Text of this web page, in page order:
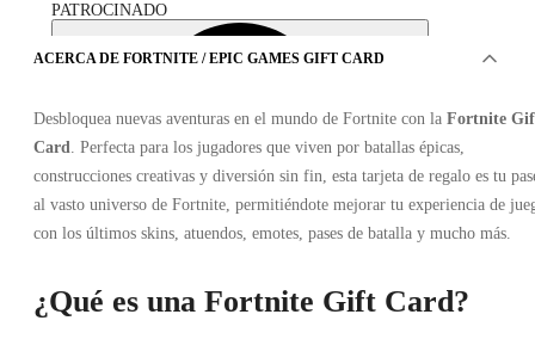
PATROCINADO
ACERCA DE FORTNITE / EPIC GAMES GIFT CARD
Desbloquea nuevas aventuras en el mundo de Fortnite con la Fortnite
Card
. Perfecta para los jugadores que viven por batallas épicas,
construcciones creativas y diversión sin fin, esta tarjeta de regalo es tu
al vasto universo de Fortnite, permitiéndote mejorar tu experiencia de
con los últimos skins, atuendos, emotes, pases de batalla y mucho más.
¿Qué es una Fortnite Gift Card?